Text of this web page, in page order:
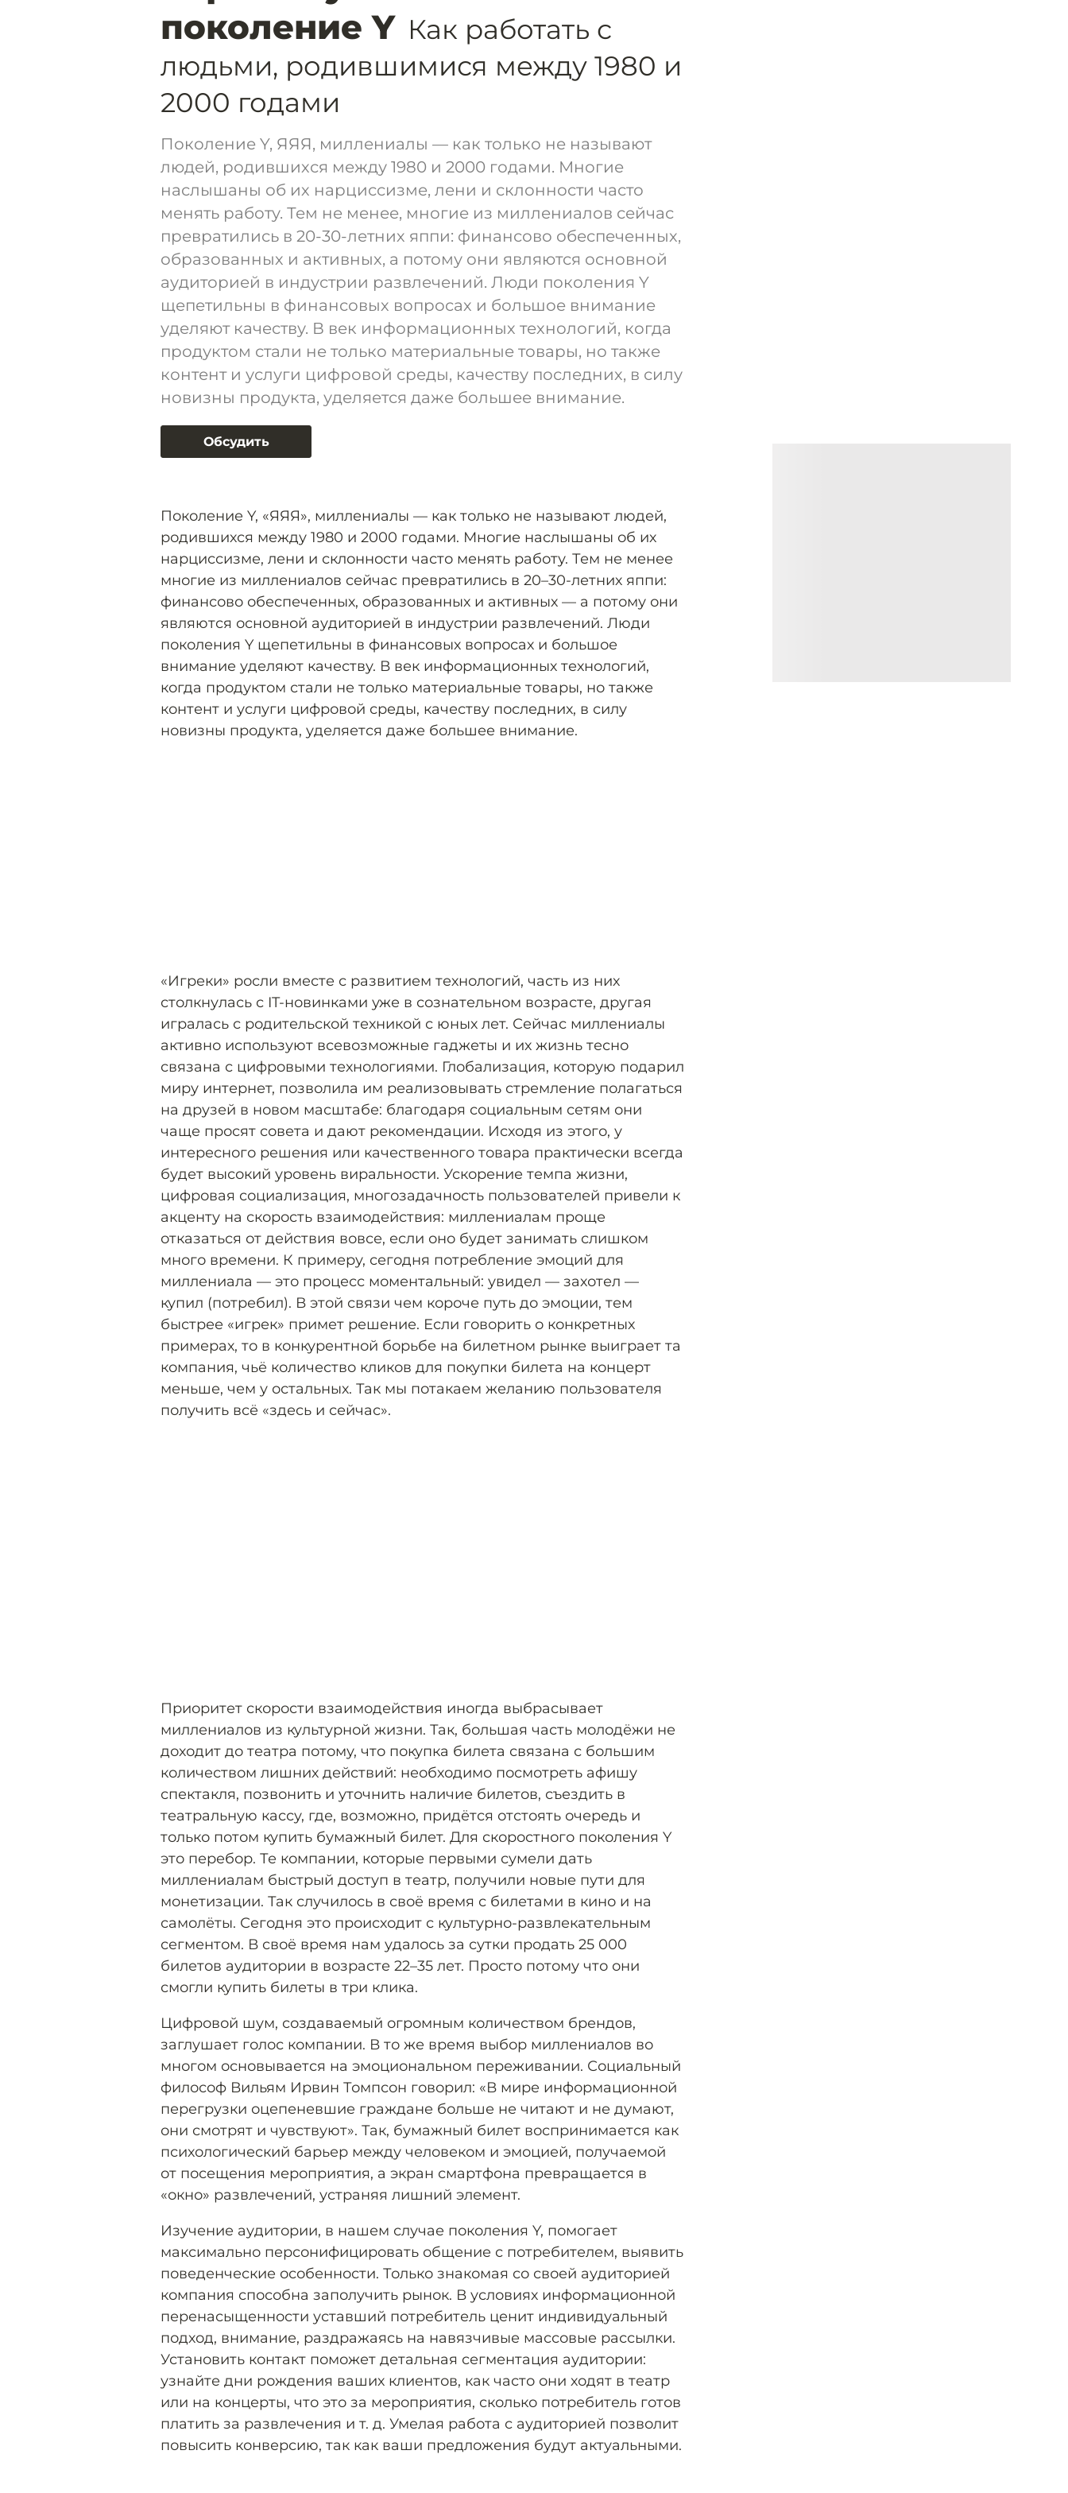
поколение Y Как работать с
людьми, родившимися между 1980 и
2000 годами
Поколение Y, ЯЯЯ, миллениалы — как только не называют
людей, родившихся между 1980 и 2000 годами. Многие
наслышаны об их нарциссизме, лени и склонности часто
менять работу. Тем не менее, многие из миллениалов сейчас
превратились в 20-30-летних яппи: финансово обеспеченных,
образованных и активных, а потому они являются основной
аудиторией в индустрии развлечений. Люди поколения Y
щепетильны в финансовых вопросах и большое внимание
уделяют качеству. В век информационных технологий, когда
продуктом стали не только материальные товары, но также
контент и услуги цифровой среды, качеству последних, в силу
новизны продукта, уделяется даже большее внимание.
Обсудить
Поколение Y, «ЯЯЯ», миллениалы — как только не называют людей,
родившихся между 1980 и 2000 годами. Многие наслышаны об их
нарциссизме, лени и склонности часто менять работу. Тем не менее
многие из миллениалов сейчас превратились в 20–30-летних яппи:
финансово обеспеченных, образованных и активных — а потому они
являются основной аудиторией в индустрии развлечений. Люди
поколения Y щепетильны в финансовых вопросах и большое
внимание уделяют качеству. В век информационных технологий,
когда продуктом стали не только материальные товары, но также
контент и услуги цифровой среды, качеству последних, в силу
новизны продукта, уделяется даже большее внимание.
«Игреки» росли вместе с развитием технологий, часть из них
столкнулась с IT-новинками уже в сознательном возрасте, другая
игралась с родительской техникой с юных лет. Сейчас миллениалы
активно используют всевозможные гаджеты и их жизнь тесно
связана с цифровыми технологиями. Глобализация, которую подарил
миру интернет, позволила им реализовывать стремление полагаться
на друзей в новом масштабе: благодаря социальным сетям они
чаще просят совета и дают рекомендации. Исходя из этого, у
интересного решения или качественного товара практически всегда
будет высокий уровень виральности. Ускорение темпа жизни,
цифровая социализация, многозадачность пользователей привели к
акценту на скорость взаимодействия: миллениалам проще
отказаться от действия вовсе, если оно будет занимать слишком
много времени. К примеру, сегодня потребление эмоций для
миллениала — это процесс моментальный: увидел — захотел —
купил (потребил). В этой связи чем короче путь до эмоции, тем
быстрее «игрек» примет решение. Если говорить о конкретных
примерах, то в конкурентной борьбе на билетном рынке выиграет та
компания, чьё количество кликов для покупки билета на концерт
меньше, чем у остальных. Так мы потакаем желанию пользователя
получить всё «здесь и сейчас».
Приоритет скорости взаимодействия иногда выбрасывает
миллениалов из культурной жизни. Так, большая часть молодёжи не
доходит до театра потому, что покупка билета связана с большим
количеством лишних действий: необходимо посмотреть афишу
спектакля, позвонить и уточнить наличие билетов, съездить в
театральную кассу, где, возможно, придётся отстоять очередь и
только потом купить бумажный билет. Для скоростного поколения Y
это перебор. Те компании, которые первыми сумели дать
миллениалам быстрый доступ в театр, получили новые пути для
монетизации. Так случилось в своё время с билетами в кино и на
самолёты. Сегодня это происходит с культурно-развлекательным
сегментом. В своё время нам удалось за сутки продать 25 000
билетов аудитории в возрасте 22–35 лет. Просто потому что они
смогли купить билеты в три клика.
Цифровой шум, создаваемый огромным количеством брендов,
заглушает голос компании. В то же время выбор миллениалов во
многом основывается на эмоциональном переживании. Социальный
философ Вильям Ирвин Томпсон говорил: «В мире информационной
перегрузки оцепеневшие граждане больше не читают и не думают,
они смотрят и чувствуют». Так, бумажный билет воспринимается как
психологический барьер между человеком и эмоцией, получаемой
от посещения мероприятия, а экран смартфона превращается в
«окно» развлечений, устраняя лишний элемент.
Изучение аудитории, в нашем случае поколения Y, помогает
максимально персонифицировать общение с потребителем, выявить
поведенческие особенности. Только знакомая со своей аудиторией
компания способна заполучить рынок. В условиях информационной
перенасыщенности уставший потребитель ценит индивидуальный
подход, внимание, раздражаясь на навязчивые массовые рассылки.
Установить контакт поможет детальная сегментация аудитории:
узнайте дни рождения ваших клиентов, как часто они ходят в театр
или на концерты, что это за мероприятия, сколько потребитель готов
платить за развлечения и т. д. Умелая работа с аудиторией позволит
повысить конверсию, так как ваши предложения будут актуальными.